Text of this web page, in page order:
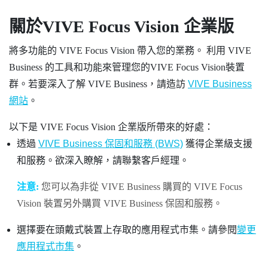
關於VIVE Focus Vision 企業版
將多功能的 VIVE Focus Vision 帶入您的業務。 利用 VIVE
Business 的工具和功能來管理您的VIVE Focus Vision裝置
群。若要深入了解 VIVE Business ，請造訪 VIVE Business
網站 。
以下是 VIVE Focus Vision 企業版所帶來的好處：
透過 VIVE Business 保固和服務 (BWS)獲得企業級支援
和服務。欲深入瞭解，請聯繫客戶經理。
注意: 您可以為非從 VIVE Business購買的 VIVE Focus
Vision 裝置另外購買 VIVE Business 保固和服務。
選擇要在頭戴式裝置上存取的應用程式市集。請參閱變更
應用程式市集。